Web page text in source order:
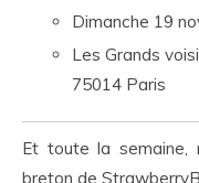
Dimanche 19
Les Grands
75014 Paris
Et toute la semaine,
breton de